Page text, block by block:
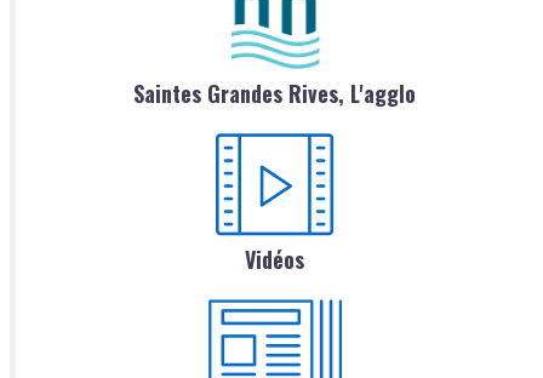
Saintes Grandes Rives, L'agglo
Vidéos